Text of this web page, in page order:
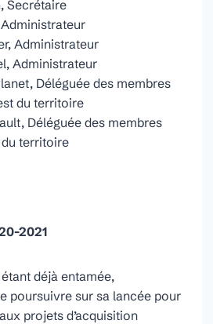
Secrétaire
Administrateur
Administrateur
Déléguée des membres
du territoire
Déléguée des membres
du territoire
2021
étant déjà entamée,
poursuivre sur sa lancée pour
projets d’acquisition